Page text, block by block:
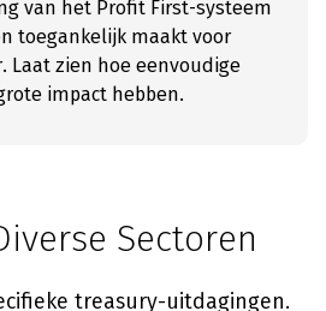
van het Profit First-systeem
toegankelijk maakt voor
Laat zien hoe eenvoudige
impact hebben.
Sectoren
treasury-uitdagingen.